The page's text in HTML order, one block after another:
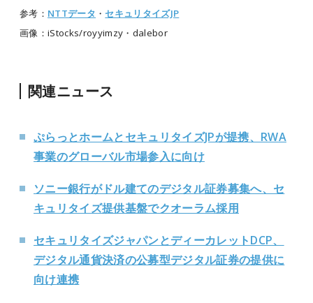
参考： NTTデータ ・ セキュリタイズJP
画像：iStocks/royyimzy・dalebor
関連ニュース
ぷらっとホームとセキュリタイズJPが提携、RWA
事業のグローバル市場参入に向け
ソニー銀行がドル建てのデジタル証券募集へ、セ
キュリタイズ提供基盤でクオーラム採用
セキュリタイズジャパンとディーカレットDCP、
デジタル通貨決済の公募型デジタル証券の提供に
向け連携